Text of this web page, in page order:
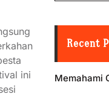
ini
Recent
Memahami